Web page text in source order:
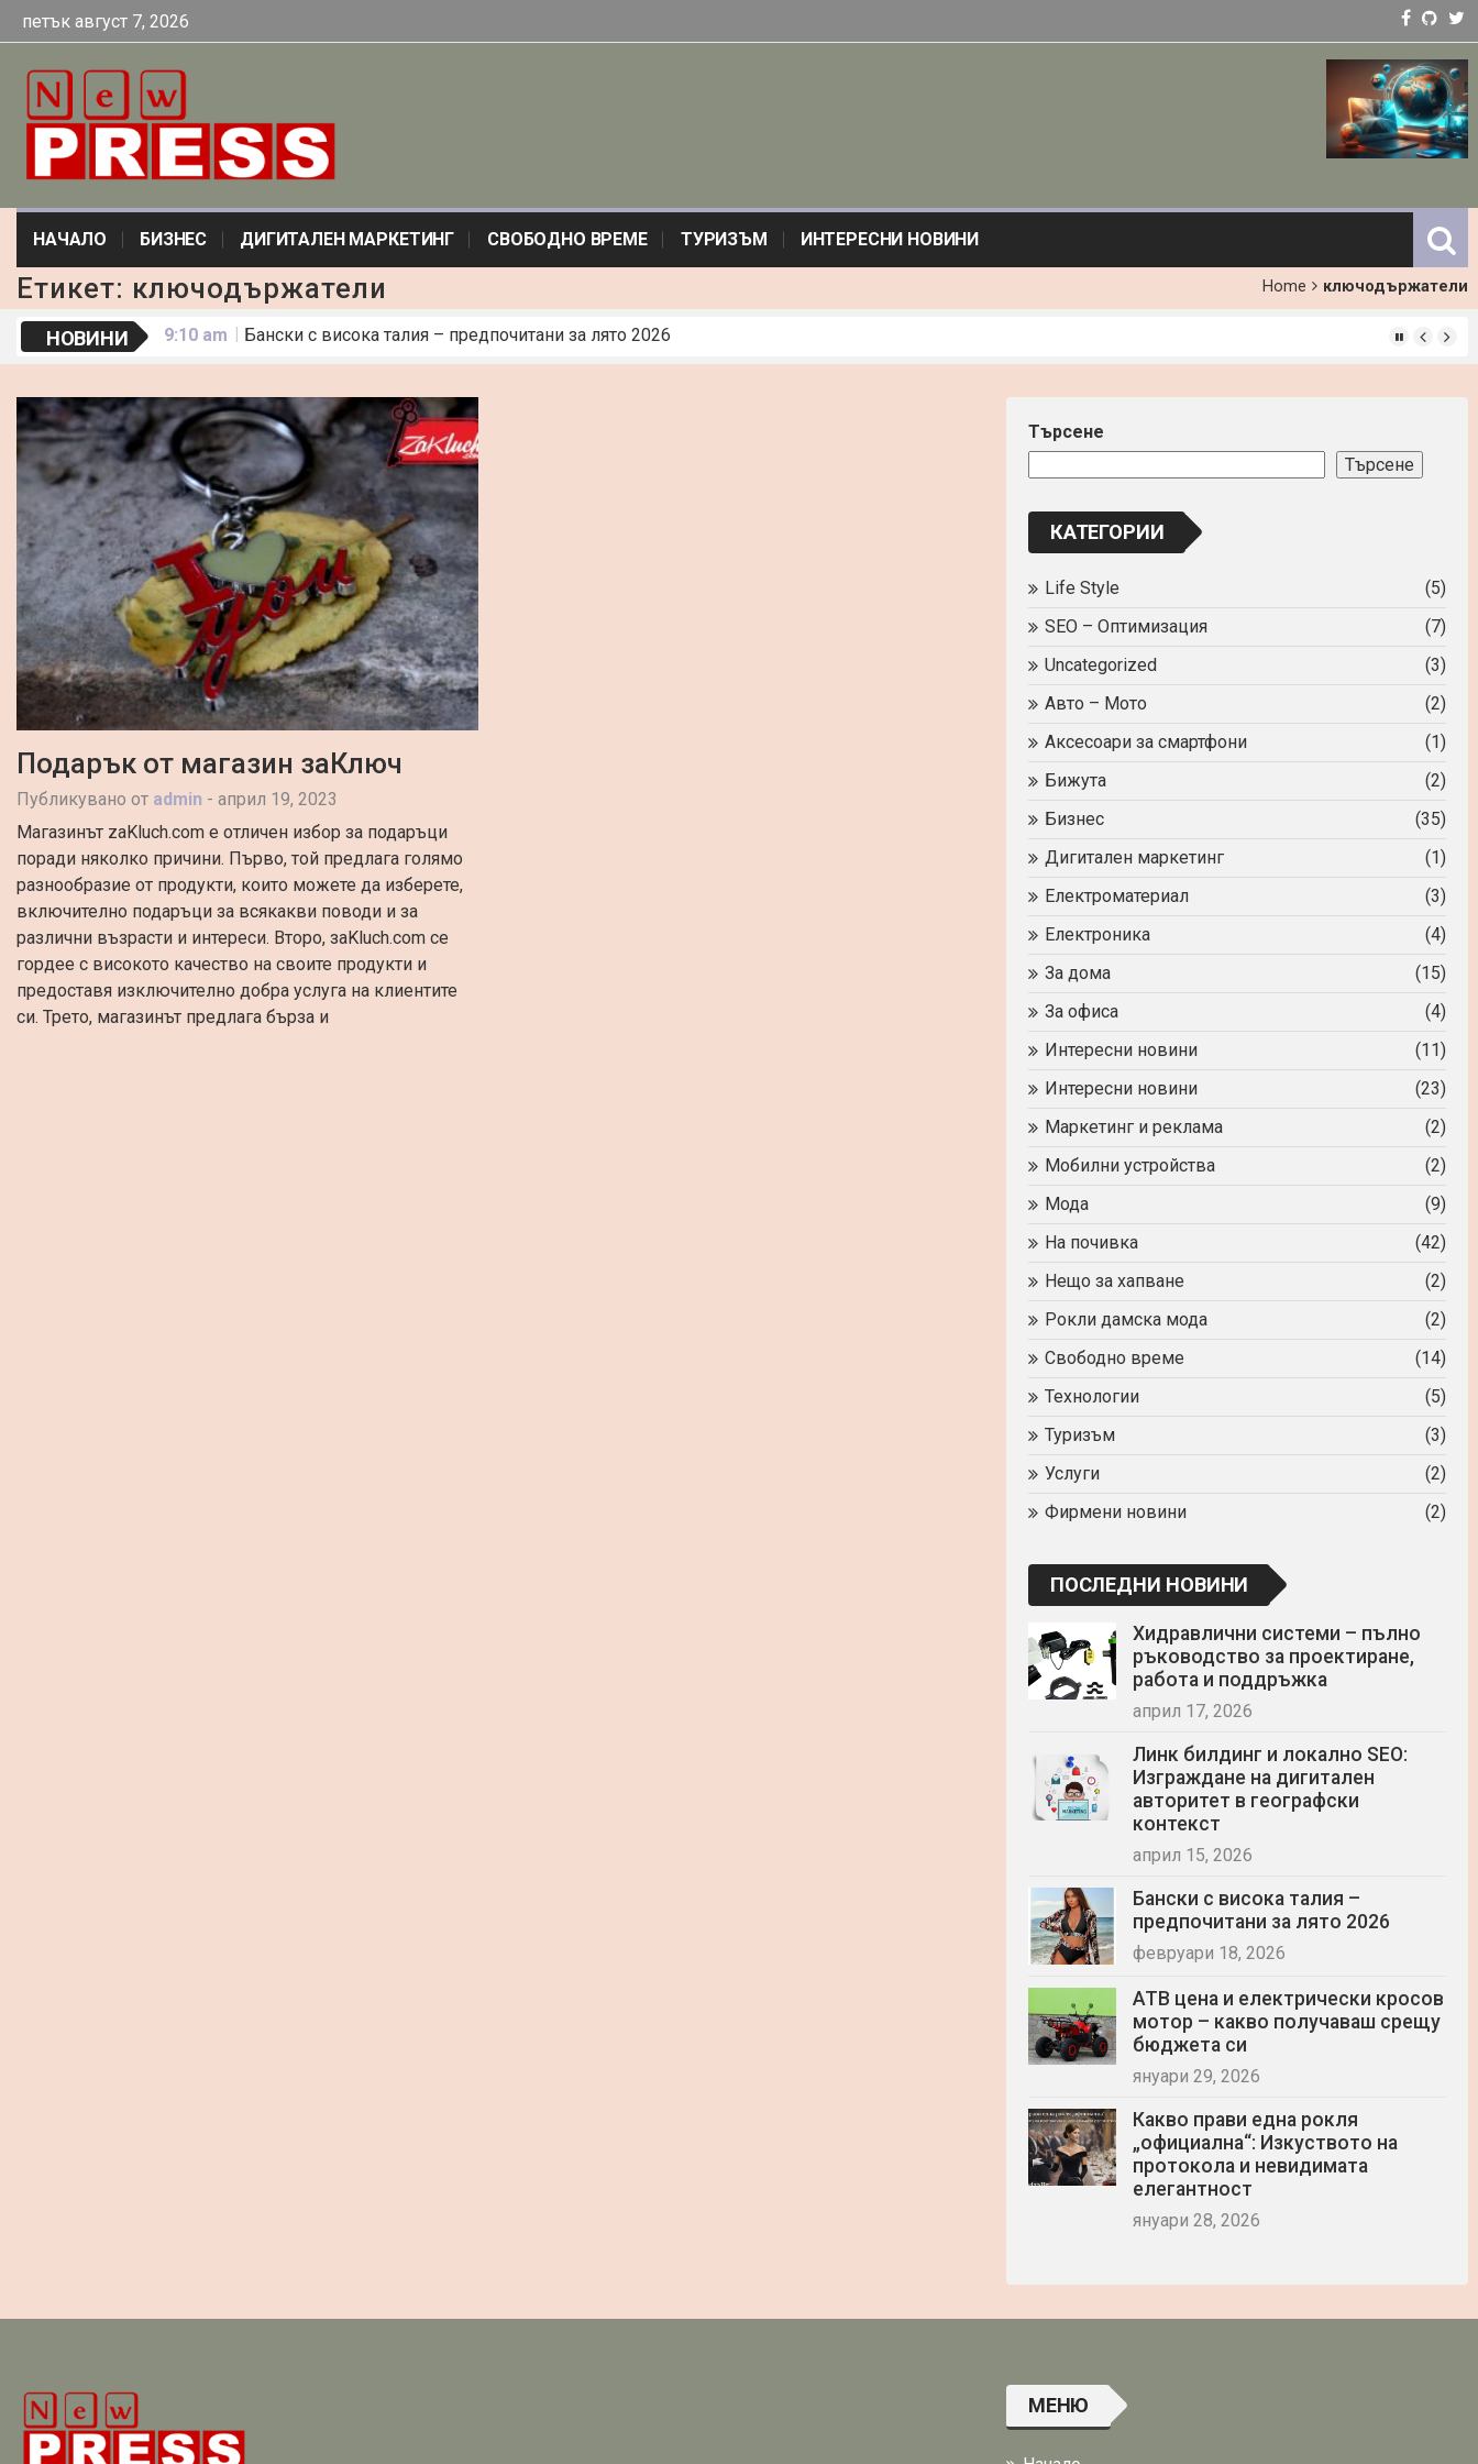
петък август 7, 2026
НАЧАЛО БИЗНЕС ДИГИТАЛЕН МАРКЕТИНГ СВОБОДНО ВРЕМЕ ТУРИЗЪМ ИНТЕРЕСНИ НОВИНИ
Етикет: ключодържатели Home ключодържатели
НОВИНИ 9:10 am
Бански с висока талия – предпочитани за лято 2026
2:18 pm
По-малко искри, повече резултат: електрожени и телоподаващи в реалния живот
7:09 am
Какви съдове са подходящи за индукционен плот: Пълно ръководство
5:11 am
42 Идеи за Пасивен Доход
8:34 am
Погребални обреди по света и България: Траурна агенция град Пазарджик
12:27 pm
Дигитална Трансформация на Услугите: Гласуване, Регистрация или Резервации Чрез Блокчейн?
5:11 am
Хидравлични системи – пълно ръководство за проектиране, работа и поддръжка
4:55 am
Линк билдинг и локално SEO: Изграждане на дигитален авторитет в географски контекст
Подарък от магазин заКлюч
Публикувано от admin - април 19, 2023
Магазинът zaKluch.com е отличен избор за подаръци
поради няколко причини. Първо, той предлага голямо
разнообразие от продукти, които можете да изберете,
включително подаръци за всякакви поводи и за
различни възрасти и интереси. Второ, заKluch.com се
гордее с високото качество на своите продукти и
предоставя изключително добра услуга на клиентите
си. Трето, магазинът предлага бърза и
Търсене
Търсене
КАТЕГОРИИ
Life Style
(5)
SEO – Оптимизация
(7)
Uncategorized
(3)
Авто – Мото
(2)
Аксесоари за смартфони
(1)
Бижута
(2)
Бизнес
(35)
Дигитален маркетинг
(1)
Електроматериал
(3)
Електроника
(4)
За дома
(15)
За офиса
(4)
Интересни новини
(11)
Интересни новини
(23)
Маркетинг и реклама
(2)
Мобилни устройства
(2)
Мода
(9)
На почивка
(42)
Нещо за хапване
(2)
Рокли дамска мода
(2)
Свободно време
(14)
Технологии
(5)
Туризъм
(3)
Услуги
(2)
Фирмени новини
(2)
ПОСЛЕДНИ НОВИНИ
Хидравлични системи – пълно
ръководство за проектиране,
работа и поддръжка
април 17, 2026
Линк билдинг и локално SEO:
Изграждане на дигитален
авторитет в географски
контекст
април 15, 2026
Бански с висока талия –
предпочитани за лято 2026
февруари 18, 2026
АТВ цена и електрически кросов
мотор – какво получаваш срещу
бюджета си
януари 29, 2026
Какво прави една рокля
„официална“: Изкуството на
протокола и невидимата
елегантност
януари 28, 2026
МЕНЮ